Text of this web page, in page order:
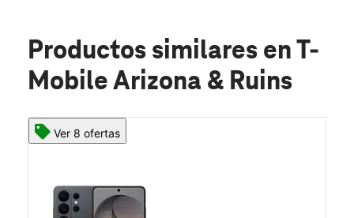
Productos similares en T-
Mobile Arizona & Ruins
Ver 8 ofertas